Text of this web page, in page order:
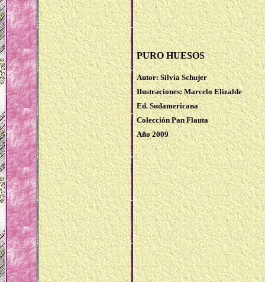
PURO HUESOS
Autor: Silvia Schujer
Ilustraciones: Marcelo Elizalde
Ed. Sudamericana
Colección Pan Flauta
Año 2009